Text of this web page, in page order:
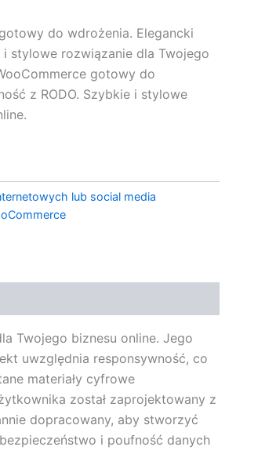
do wdrożenia. Elegancki
stylowe rozwiązanie dla Twojego
gotowy do
z RODO. Szybkie i stylowe
lub social media
Twojego biznesu online. Jego
uwzględnia responsywność, co
materiały cyfrowe
został zaprojektowany z
dopracowany, aby stworzyć
i poufność danych